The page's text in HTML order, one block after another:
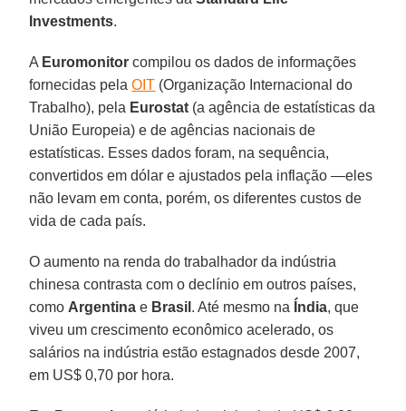
Investments.
A Euromonitor compilou os dados de informações
fornecidas pelaOIT (Organização Internacional do
Trabalho), pela Eurostat (a agência de estatísticas da
União Europeia) e de agências nacionais de
estatísticas. Esses dados foram, na sequência,
convertidos em dólar e ajustados pela inflação —eles
não levam em conta, porém, os diferentes custos de
vida de cada país.
O aumento na renda do trabalhador da indústria
chinesa contrasta com o declínio em outros países,
como Argentina e Brasil . Até mesmo na Índia, que
viveu um crescimento econômico acelerado, os
salários na indústria estão estagnados desde 2007,
em US$ 0,70 por hora.